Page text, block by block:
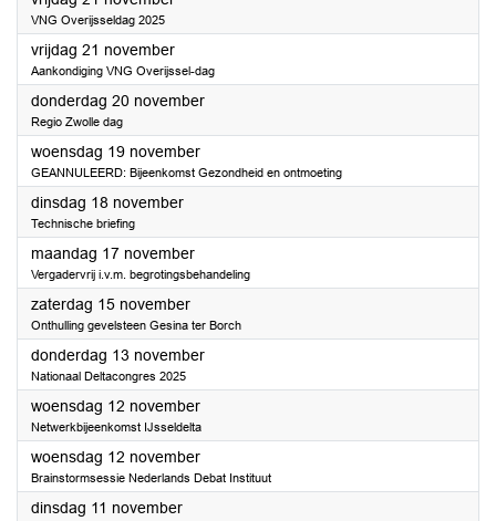
VNG Overijsseldag 2025
vrijdag 21 november2025
Aankondiging VNG Overijssel-dag
donderdag 20 november2025
Regio Zwolle dag
woensdag 19 november2025
GEANNULEERD: Bijeenkomst Gezondheid en ontmoeting
dinsdag 18 november2025
Technische briefing
maandag 17 november2025
Vergadervrij i.v.m. begrotingsbehandeling
zaterdag 15 november2025
Onthulling gevelsteen Gesina ter Borch
donderdag 13 november2025
Nationaal Deltacongres 2025
woensdag 12 november2025
Netwerkbijeenkomst IJsseldelta
woensdag 12 november2025
Brainstormsessie Nederlands Debat Instituut
dinsdag 11 november2025